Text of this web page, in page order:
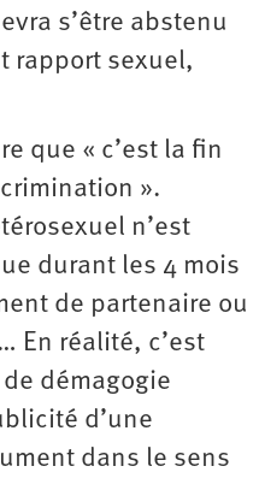
s’être abstenu
rapport sexuel,
que « c’est la fin
».
n’est
durant les 4 mois
de partenaire ou
En réalité, c’est
démagogie
d’une
dans le sens